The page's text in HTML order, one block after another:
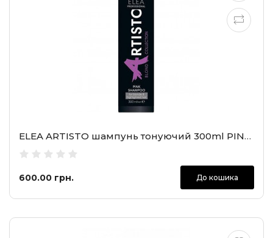
ELEA ARTISTO шампунь тонуючий 300ml PINK Shampoo
600.00 грн. До кошика